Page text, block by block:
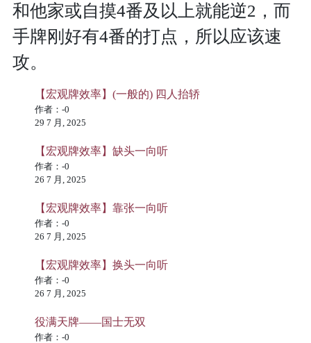
和他家或自摸4番及以上就能逆2，而
手牌刚好有4番的打点，所以应该速
攻。
【宏观牌效率】(一般的) 四人抬轿
作者：-0
29 7 月, 2025
【宏观牌效率】缺头一向听
作者：-0
26 7 月, 2025
【宏观牌效率】靠张一向听
作者：-0
26 7 月, 2025
【宏观牌效率】换头一向听
作者：-0
26 7 月, 2025
役满天牌——国士无双
作者：-0